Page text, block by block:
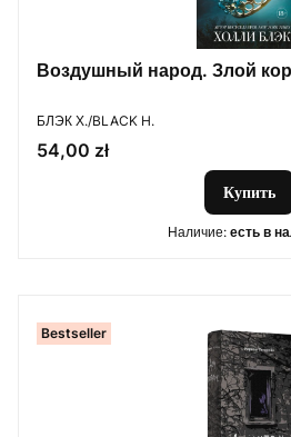
Воздушный народ. Злой
ПРОИЗВОДИТЕЛЬ
БЛЭК Х./BLACK H.
Цена
54,00 zł
Купить
Наличие: есть в
Bestseller